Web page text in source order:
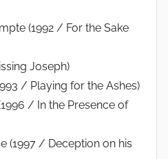
(1992 / For the Sake
Joseph)
/ Playing for the Ashes)
/ In the Presence of
(1997 / Deception on his